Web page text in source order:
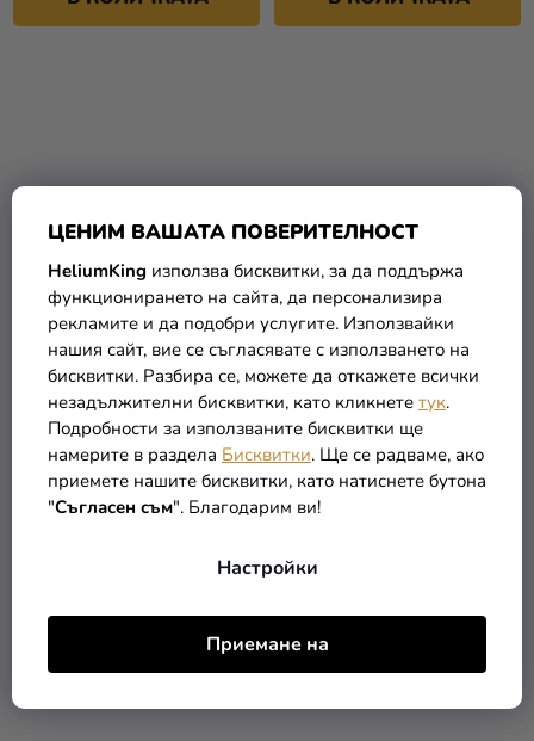
ЦЕНИМ ВАШАТА ПОВЕРИТЕЛНОСТ
HeliumKing използва бисквитки, за да поддържа
функционирането на сайта, да персонализира
рекламите и да подобри услугите. Използвайки
нашия сайт, вие се съгласявате с използването на
бисквитки. Разбира се, можете да откажете всички
незадължителни бисквитки, като кликнете тук.
Подробности за използваните бисквитки ще
намерите в раздела Бисквитки. Ще се радваме, ако
приемете нашите бисквитки, като натиснете бутона
"Съгласен съм". Благодарим ви!
Настройки
Приемане на
Метален балон лилав 28
0,15 €
В КОЛИЧКАТА
Покани Пижамаски 6 бр
3,99 €
В КОЛИЧКАТА